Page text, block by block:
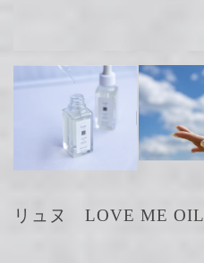
リュヌ LOVE ME OIL